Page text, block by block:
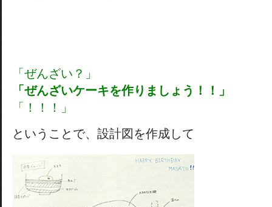
「ぜんざい？」
「ぜんざいケーキを作りましょう！！」
「！！！」
ということで、設計図を作成して